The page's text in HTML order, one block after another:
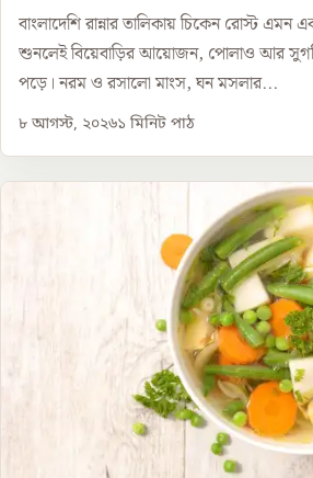
বাংলাদেশি রান্নার তালিকায় চিকেন রোস্ট এমন
শুনলেই বিয়েবাড়ির আয়োজন, পোলাও আর
পড়ে। নরম ও রসালো মাংস, ঘন মসলার...
৮ আগস্ট, ২০২৬১ মিনিট পাঠ